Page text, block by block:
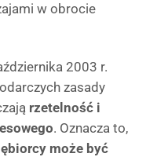
w obrocie
2003 r.
zasady
rzetelność i
. Oznacza to,
może być